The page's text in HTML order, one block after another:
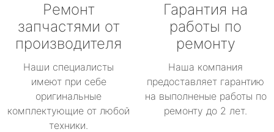
Ремонт
запчастями от
производителя
Наши специалисты
имеют при себе
оригинальные
комплектующие от любой
техники.
Гарантия на
работы по
ремонту
Наша компания
предоставляет гарантию
на выполненые работы по
ремонту до 2 лет.